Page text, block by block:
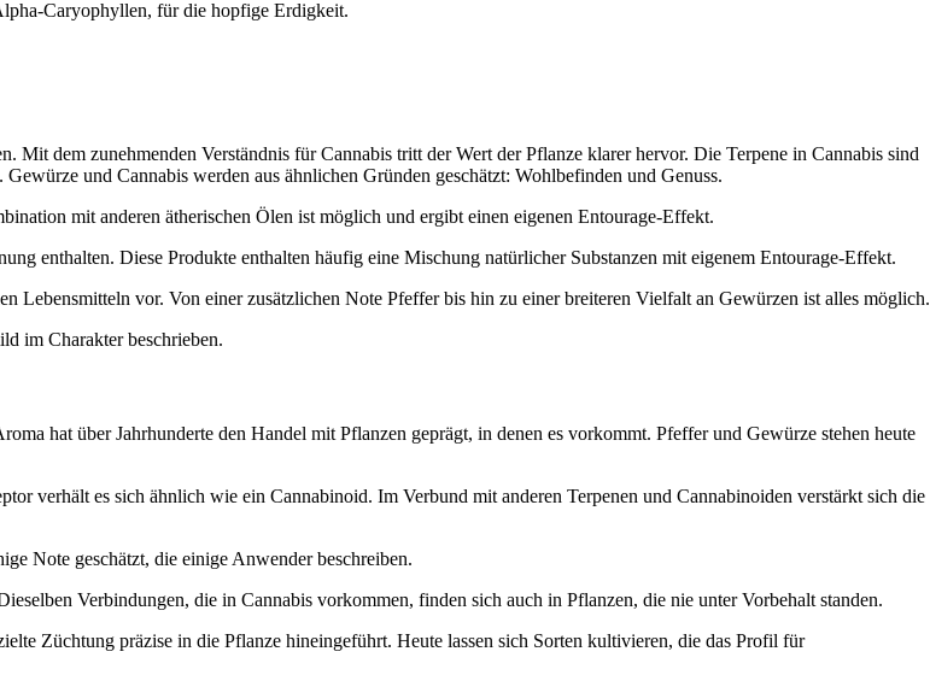
Caryophyllen, für die hopfige Erdigkeit.
Mit dem zunehmenden Verständnis für Cannabis tritt der Wert der Pflanze klarer hervor. Die Terpene in Cannabis sind
und Cannabis werden aus ähnlichen Gründen geschätzt: Wohlbefinden und Genuss.
mit anderen ätherischen Ölen ist möglich und ergibt einen eigenen Entourage-Effekt.
enthalten. Diese Produkte enthalten häufig eine Mischung natürlicher Substanzen mit eigenem Entourage-Effekt.
Lebensmitteln vor. Von einer zusätzlichen Note Pfeffer bis hin zu einer breiteren Vielfalt an Gewürzen ist alles möglich.
im Charakter beschrieben.
hat über Jahrhunderte den Handel mit Pflanzen geprägt, in denen es vorkommt. Pfeffer und Gewürze stehen heute
verhält es sich ähnlich wie ein Cannabinoid. Im Verbund mit anderen Terpenen und Cannabinoiden verstärkt sich die
Note geschätzt, die einige Anwender beschreiben.
Verbindungen, die in Cannabis vorkommen, finden sich auch in Pflanzen, die nie unter Vorbehalt standen.
Züchtung präzise in die Pflanze hineingeführt. Heute lassen sich Sorten kultivieren, die das Profil für